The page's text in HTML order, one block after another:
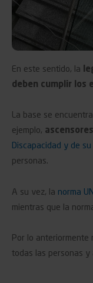
En este sentido, la
deben cumplir los
La base se
ejemplo,
Discapacidad y de
personas.
A su vez, la norma
mientras que la
Por lo anteriormente
todas las personas y